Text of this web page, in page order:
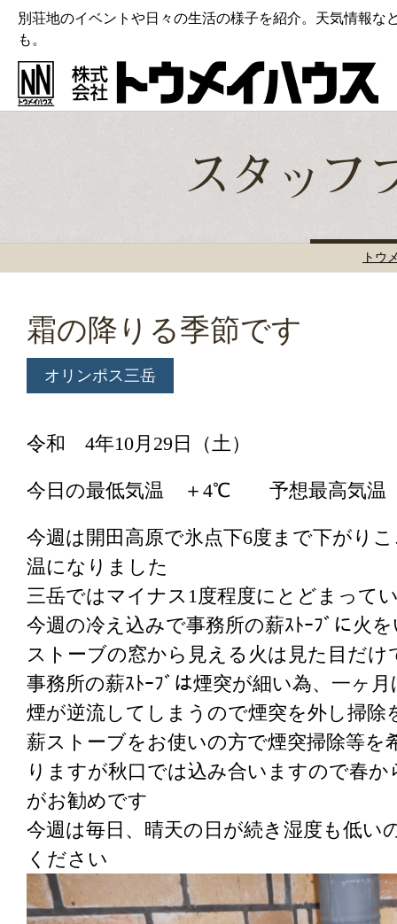
別荘地のイベントや日々の生活の様子を紹介。天気情報な
も。
トウ
霜の降りる季節です
オリンポス三岳
令和 4年10月29日（土）
今日の最低気温 ＋4℃ 予想最高
今週は開田高原で氷点下6度まで下がり
温になりました
三岳ではマイナス1度程度にとどまって
今週の冷え込みで事務所の薪ｽﾄｰﾌﾞに火
ストーブの窓から見える火は見た目だ
事務所の薪ｽﾄｰﾌﾞは煙突が細い為、一ヶ
煙が逆流してしまうので煙突を外し掃除
薪ストーブをお使いの方で煙突掃除等を
りますが秋口では込み合いますので春
がお勧めです
今週は毎日、晴天の日が続き湿度も低い
ください